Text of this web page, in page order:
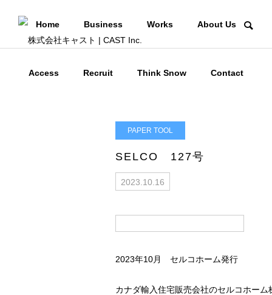
Home Business Works About Us
Access Recruit Think Snow Contact
PAPER TOOL
SELCO 127号
2023.10.16
2023年10月 セルコホーム発行
カナダ輸入住宅販売会社のセルコホー